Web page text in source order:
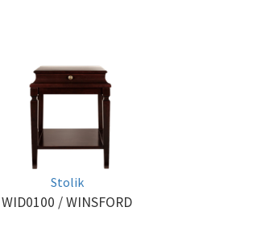
Stolik
WID0100 / WINSFORD